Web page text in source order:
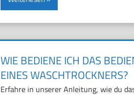
WIE BEDIENE ICH DAS
EINES WASCHTROCKNERS?
Erfahre in unserer Anleitung, wie du